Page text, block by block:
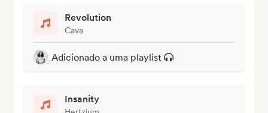
Revolution
Cava
Adicionado a uma playlist
Insanity